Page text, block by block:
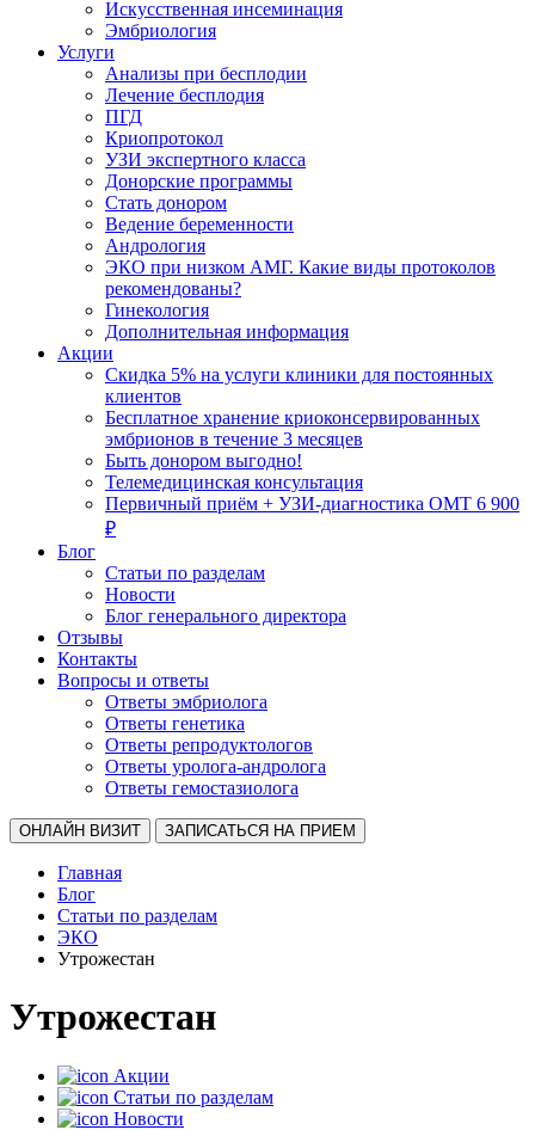
Искусственная инсеминация
Эмбриология
Услуги
Анализы при бесплодии
Лечение бесплодия
ПГД
Криопротокол
УЗИ экспертного класса
Донорские программы
Стать донором
Ведение беременности
Андрология
ЭКО при низком АМГ. Какие виды протоколов
рекомендованы?
Гинекология
Дополнительная информация
Акции
Скидка 5% на услуги клиники для постоянных
клиентов
Бесплатное хранение криоконсервированных
эмбрионов в течение 3 месяцев
Быть донором выгодно!
Телемедицинская консультация
Первичный приём + УЗИ-диагностика ОМТ 6 900
₽
Блог
Статьи по разделам
Новости
Блог генерального директора
Отзывы
Контакты
Вопросы и ответы
Ответы эмбриолога
Ответы генетика
Ответы репродуктологов
Ответы уролога-андролога
Ответы гемостазиолога
ОНЛАЙН ВИЗИТ ЗАПИСАТЬСЯ НА ПРИЕМ
Главная
Блог
Статьи по разделам
ЭКО
Утрожестан
Утрожестан
Акции
Статьи по разделам
Новости